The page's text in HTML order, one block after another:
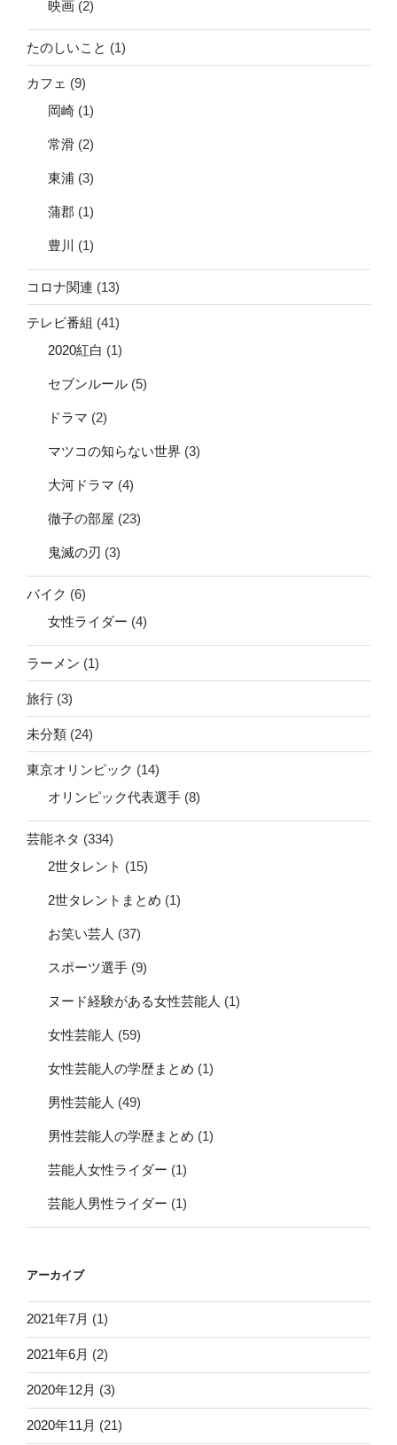
映画 (2)
たのしいこと (1)
カフェ (9)
岡崎 (1)
常滑 (2)
東浦 (3)
蒲郡 (1)
豊川 (1)
コロナ関連 (13)
テレビ番組 (41)
2020紅白 (1)
セブンルール (5)
ドラマ (2)
マツコの知らない世界 (3)
大河ドラマ (4)
徹子の部屋 (23)
鬼滅の刃 (3)
バイク (6)
女性ライダー (4)
ラーメン (1)
旅行 (3)
未分類 (24)
東京オリンピック (14)
オリンピック代表選手 (8)
芸能ネタ (334)
2世タレント (15)
2世タレントまとめ (1)
お笑い芸人 (37)
スポーツ選手 (9)
ヌード経験がある女性芸能人 (1)
女性芸能人 (59)
女性芸能人の学歴まとめ (1)
男性芸能人 (49)
男性芸能人の学歴まとめ (1)
芸能人女性ライダー (1)
芸能人男性ライダー (1)
アーカイブ
2021年7月 (1)
2021年6月 (2)
2020年12月 (3)
2020年11月 (21)